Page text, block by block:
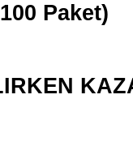
Paket)